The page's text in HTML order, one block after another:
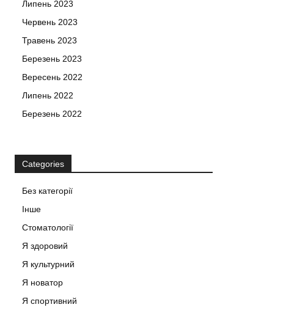
Липень 2023
Червень 2023
Травень 2023
Березень 2023
Вересень 2022
Липень 2022
Березень 2022
Categories
Без категорії
Інше
Стоматології
Я здоровий
Я культурний
Я новатор
Я спортивний